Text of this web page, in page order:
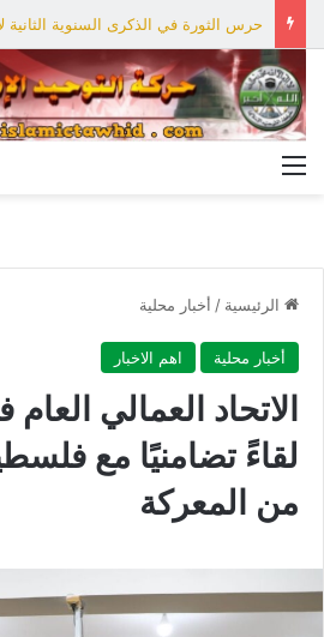
الرئيسية / أخبار محلية
أخبار محلية اهم الاخبار
الاتحاد العمالي
لقاءً تضامنيًا مع
من المعركة